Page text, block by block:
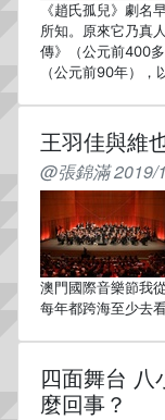
《趙氏孤兒》劇名
所知。原來它乃真
傳》（公元前400
（公元前90年），
王羽佳與維
@張錦滿 2019/
澳門國際音樂節我
每年都跨海至少去
四面舞台 八
麼回事？